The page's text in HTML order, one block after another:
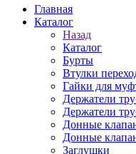
Главная
Каталог
Назад
Каталог
Бурты
Втулки
Гайки для
Держатели
Держатели
Донные
Донные
Заглушки